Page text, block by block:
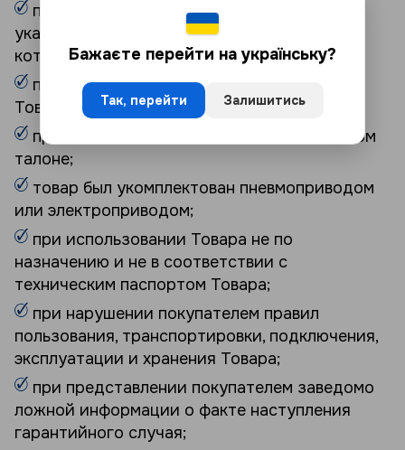
при не представлении документов,
указанных выше и/или Товара, в отношении
которого выдвигаются требования;
при невозможности идентифицировать
Товар относительно гарантийного талона;
при выявлении исправлений в гарантийном
талоне;
товар был укомплектован пневмоприводом
или электроприводом;
при использовании Товара не по
назначению и не в соответствии с
техническим паспортом Товара;
при нарушении покупателем правил
пользования, транспортировки, подключения,
эксплуатации и хранения Товара;
при представлении покупателем заведомо
ложной информации о факте наступления
гарантийного случая;
Бажаєте перейти на українську?
Так, перейти Залишитись